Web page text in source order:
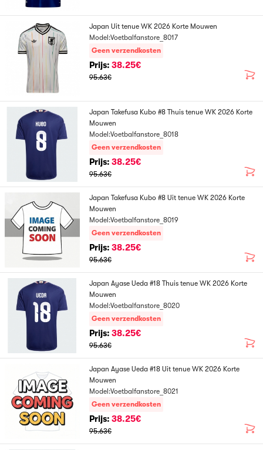
Japan Uit tenue WK 2026 Korte Mouwen
Model:Voetbalfanstore_8017
Geen verzendkosten
Prijs: 38.25€
95.63€
Japan Takefusa Kubo #8 Thuis tenue WK 2026 Korte
Mouwen
Model:Voetbalfanstore_8018
Geen verzendkosten
Prijs: 38.25€
95.63€
Japan Takefusa Kubo #8 Uit tenue WK 2026 Korte
Mouwen
Model:Voetbalfanstore_8019
Geen verzendkosten
Prijs: 38.25€
95.63€
Japan Ayase Ueda #18 Thuis tenue WK 2026 Korte
Mouwen
Model:Voetbalfanstore_8020
Geen verzendkosten
Prijs: 38.25€
95.63€
Japan Ayase Ueda #18 Uit tenue WK 2026 Korte
Mouwen
Model:Voetbalfanstore_8021
Geen verzendkosten
Prijs: 38.25€
95.63€